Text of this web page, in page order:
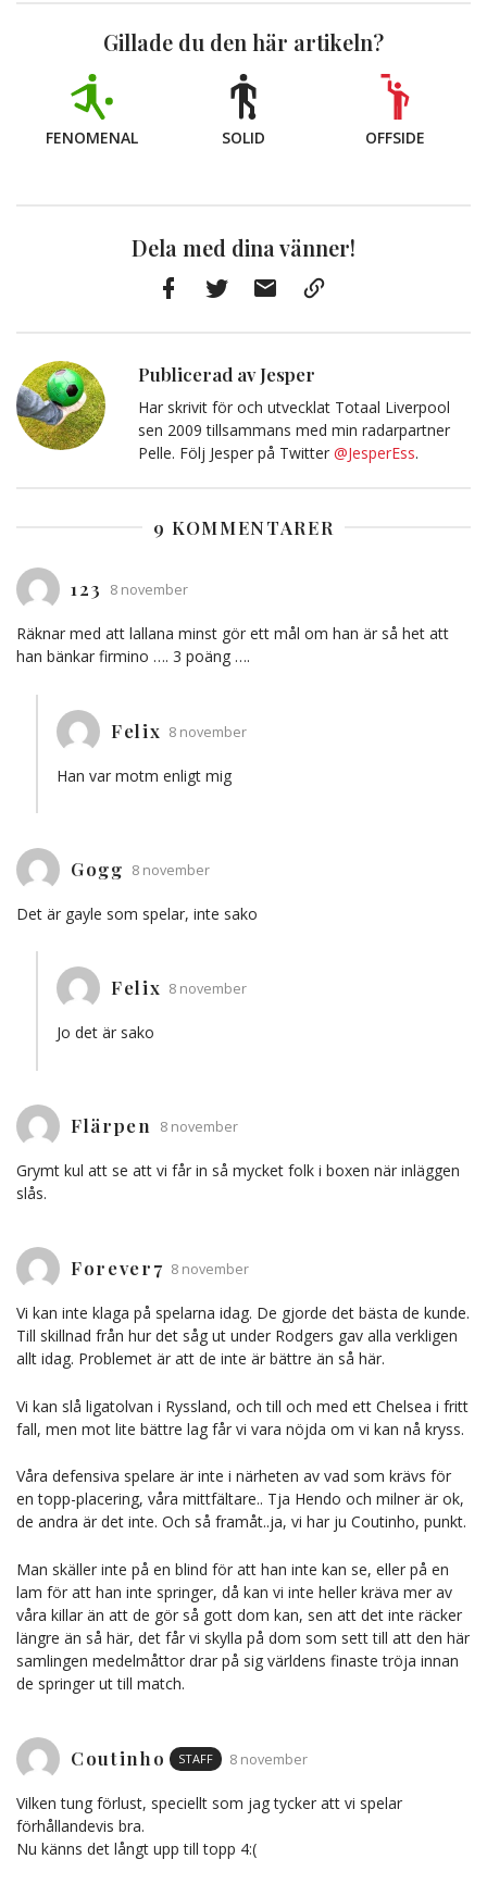
Gillade du den här artikeln?
FENOMENAL SOLID OFFSIDE
Dela med dina vänner!
Publicerad av Jesper
Har skrivit för och utvecklat Totaal Liverpool
sen 2009 tillsammans med min radarpartner
Pelle. Följ Jesper på Twitter @JesperEss.
9 KOMMENTARER
123 8 november
Räknar med att lallana minst gör ett mål om han är så het att
han bänkar firmino …. 3 poäng ….
Felix 8 november
Han var motm enligt mig
Gogg 8 november
Det är gayle som spelar, inte sako
Felix 8 november
Jo det är sako
Flärpen 8 november
Grymt kul att se att vi får in så mycket folk i boxen när inläggen
slås.
Forever7 8 november
Vi kan inte klaga på spelarna idag. De gjorde det bästa de kunde.
Till skillnad från hur det såg ut under Rodgers gav alla verkligen
allt idag. Problemet är att de inte är bättre än så här.
Vi kan slå ligatolvan i Ryssland, och till och med ett Chelsea i fritt
fall, men mot lite bättre lag får vi vara nöjda om vi kan nå kryss.
Våra defensiva spelare är inte i närheten av vad som krävs för
en topp-placering, våra mittfältare.. Tja Hendo och milner är ok,
de andra är det inte. Och så framåt..ja, vi har ju Coutinho, punkt.
Man skäller inte på en blind för att han inte kan se, eller på en
lam för att han inte springer, då kan vi inte heller kräva mer av
våra killar än att de gör så gott dom kan, sen att det inte räcker
längre än så här, det får vi skylla på dom som sett till att den här
samlingen medelmåttor drar på sig världens finaste tröja innan
de springer ut till match.
Coutinho STAFF 8 november
Vilken tung förlust, speciellt som jag tycker att vi spelar
förhållandevis bra.
Nu känns det långt upp till topp 4:(